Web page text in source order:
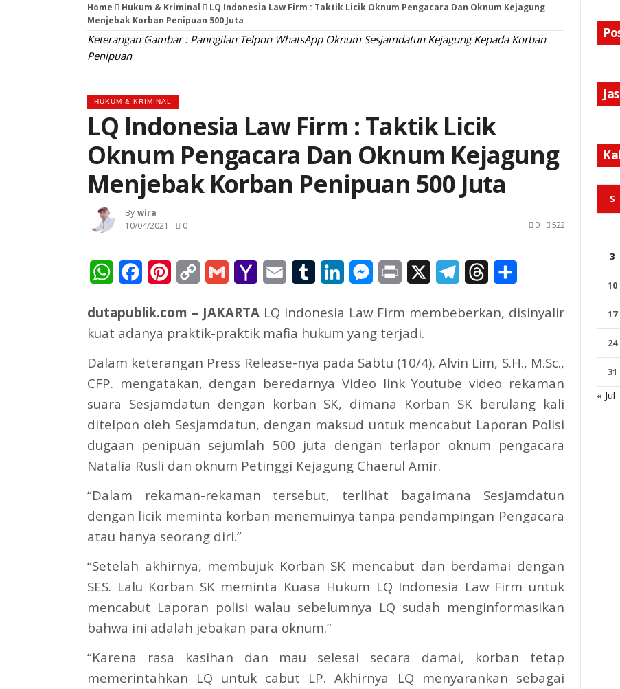
Home Hukum & Kriminal
LQ Indonesia Law Firm : Taktik Licik Oknum Pengacara Dan Oknum Kejagung
Menjebak Korban Penipuan 500 Juta
Keterangan Gambar : Panngilan Telpon WhatsApp Oknum Sesjamdatun Kejagung Kepada Korban
Penipuan
HUKUM & KRIMINAL
LQ Indonesia Law Firm : Taktik Licik
Oknum Pengacara Dan Oknum Kejagung
Menjebak Korban Penipuan 500 Juta
By Wira
10/04/2021
0 522
0
WhatsAppFacebookPinterest
Copy
Gmail
Yahoo
Email TumblrLinkedInMessenger
Print TelegramThreads
dutapublik.com – JAKARTA LQ Indonesia Law Firm membeberkan, disinyalir
kuat adanya praktik-praktik mafia hukum yang terjadi.
Dalam keterangan Press Release-nya pada Sabtu (10/4), Alvin Lim, S.H., M.Sc.,
CFP. mengatakan, dengan beredarnya Video link Youtube video rekaman
suara Sesjamdatun dengan korban SK, dimana Korban SK berulang kali
ditelpon oleh Sesjamdatun, dengan maksud untuk mencabut Laporan Polisi
dugaan penipuan sejumlah 500 juta dengan terlapor oknum pengacara
Natalia Rusli dan oknum Petinggi Kejagung Chaerul Amir.
“Dalam rekaman-rekaman tersebut, terlihat bagaimana Sesjamdatun
dengan licik meminta korban menemuinya tanpa pendampingan Pengacara
atau hanya seorang diri.”
“Setelah akhirnya, membujuk Korban SK mencabut dan berdamai dengan
SES. Lalu Korban SK meminta Kuasa Hukum LQ Indonesia Law Firm untuk
mencabut Laporan polisi walau sebelumnya LQ sudah menginformasikan
bahwa ini adalah jebakan para oknum.”
“Karena rasa kasihan dan mau selesai secara damai, korban tetap
memerintahkan LQ untuk cabut LP. Akhirnya LQ menyarankan sebagai
S
3
10
17
24
31
« Jul